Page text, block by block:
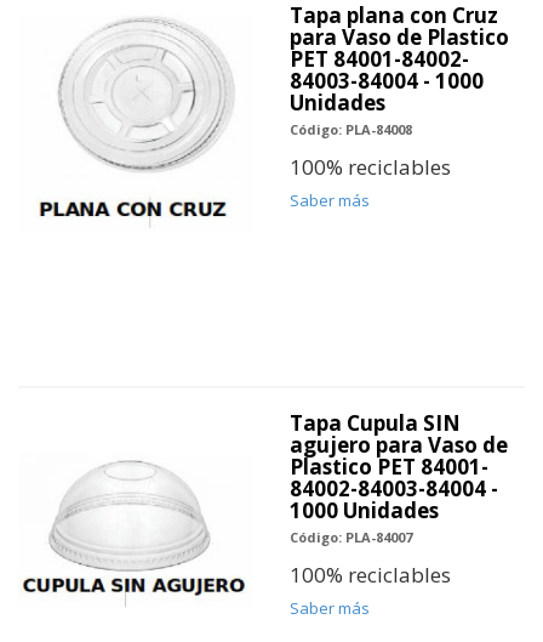
Tapa plana con Cruz
para Vaso de Plastico
PET 84001-84002-
84003-84004 - 1000
Unidades
Código: PLA-84008
100% reciclables
Saber más
Tapa Cupula SIN
agujero para Vaso de
Plastico PET 84001-
84002-84003-84004 -
1000 Unidades
Código: PLA-84007
100% reciclables
Saber más